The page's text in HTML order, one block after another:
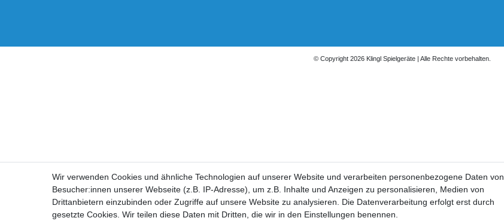
© Copyright 2026 Klingl Spielgeräte | Alle Rechte vorbehalten.
Wir verwenden Cookies und ähnliche Technologien auf unserer Website und verarbeiten personenbezogene Daten von
Besucher:innen unserer Webseite (z.B. IP-Adresse), um z.B. Inhalte und Anzeigen zu personalisieren, Medien von
Drittanbietern einzubinden oder Zugriffe auf unsere Website zu analysieren. Die Datenverarbeitung erfolgt erst durch
gesetzte Cookies. Wir teilen diese Daten mit Dritten, die wir in den Einstellungen benennen.